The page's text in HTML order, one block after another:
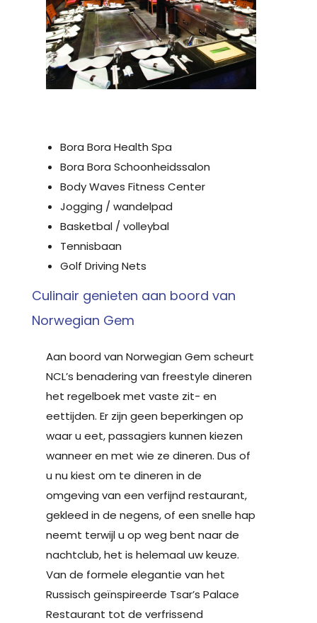
Bora Bora Health Spa
Bora Bora Schoonheidssalon
Body Waves Fitness Center
Jogging / wandelpad
Basketbal / volleybal
Tennisbaan
Golf Driving Nets
Culinair genieten aan boord van
Norwegian Gem
Aan boord van Norwegian Gem scheurt
NCL’s benadering van freestyle dineren
het regelboek met vaste zit- en
eettijden. Er zijn geen beperkingen op
waar u eet, passagiers kunnen kiezen
wanneer en met wie ze dineren. Dus of
u nu kiest om te dineren in de
omgeving van een verfijnd restaurant,
gekleed in de negens, of een snelle hap
neemt terwijl u op weg bent naar de
nachtclub, het is helemaal uw keuze.
Van de formele elegantie van het
Russisch geïnspireerde Tsar’s Palace
Restaurant tot de verfrissend